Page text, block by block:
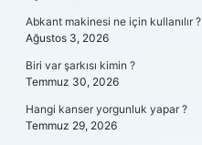
Abkant makinesi ne için kullanılır ?
Ağustos 3, 2026
Biri var şarkısı kimin ?
Temmuz 30, 2026
Hangi kanser yorgunluk yapar ?
Temmuz 29, 2026